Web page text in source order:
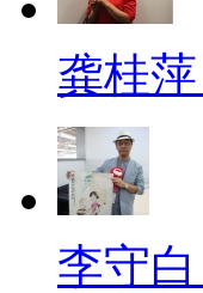
龚桂
李守